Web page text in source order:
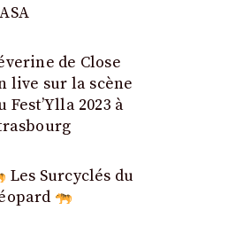
de Close
live sur la scène
Fest’Ylla 2023 à
Les Surcyclés du